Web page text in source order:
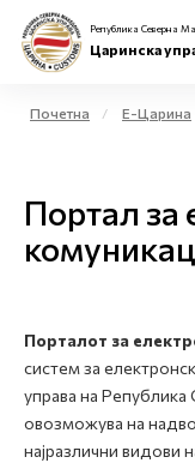
Физички лица
Е-Царина
Република Северна
Царинска
Почетна Е-Царина
Портал за
Порталот за
систем за
управа на
овозможува на
најразлични видови